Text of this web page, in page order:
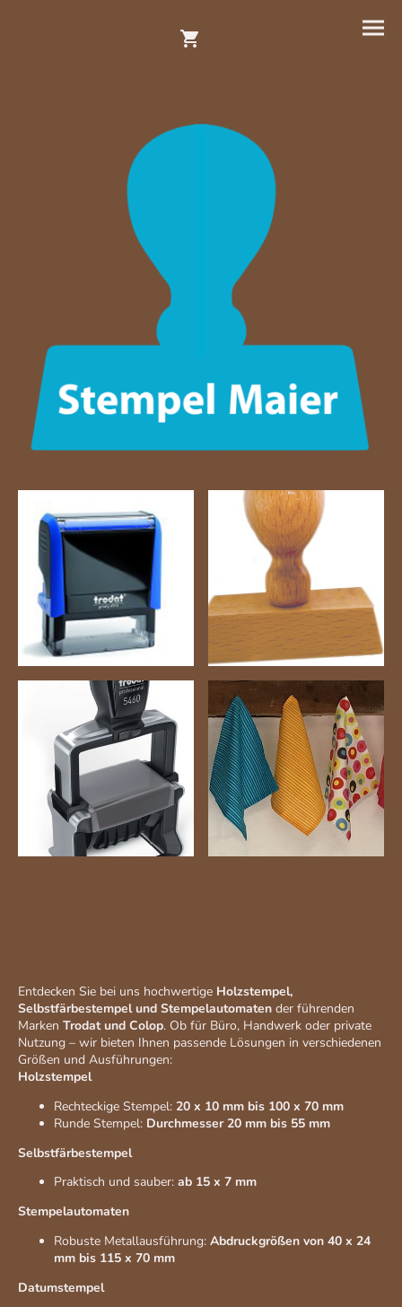
Entdecken Sie bei uns hochwertige Holzstempel,
Selbstfärbestempel und Stempelautomaten der führenden
Marken Trodat und Colop. Ob für Büro, Handwerk oder private
Nutzung – wir bieten Ihnen passende Lösungen in verschiedenen
Größen und Ausführungen:
Holzstempel
Rechteckige Stempel: 20 x 10 mm bis 100 x 70 mm
Runde Stempel: Durchmesser 20 mm bis 55 mm
Selbstfärbestempel
Praktisch und sauber: ab 15 x 7 mm
Stempelautomaten
Robuste Metallausführung: Abdruckgrößen von 40 x 24
mm bis 115 x 70 mm
Datumstempel